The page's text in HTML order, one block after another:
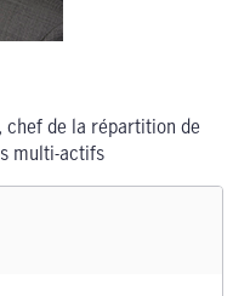
de la répartition de
multi-actifs